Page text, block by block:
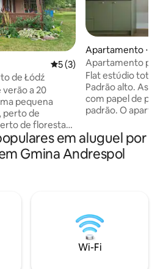
5 de uma avaliação média
5 (3)
de Łódź
verão a 20
pequena
perto de
de florestas
ar tranquilo e
com
de 70 m² para 6
a cavalo.
passe a
fogueira à
do
Apartamento ⋅
Apartamento
Zdrowie
Flat estúdio
Padrão alto. As paredes são decoradas
com papel de
padrão. O apartamento foi renovado
subterrâneo gratuito. Perto de
minutos a pé do
caminhada de 15
minutos a pé da
pouco mais longe
Audioriver. 4. A 5 minutos de carro do
Manufaktura
em aluguel por
Gmina Andrespol
Wi-Fi